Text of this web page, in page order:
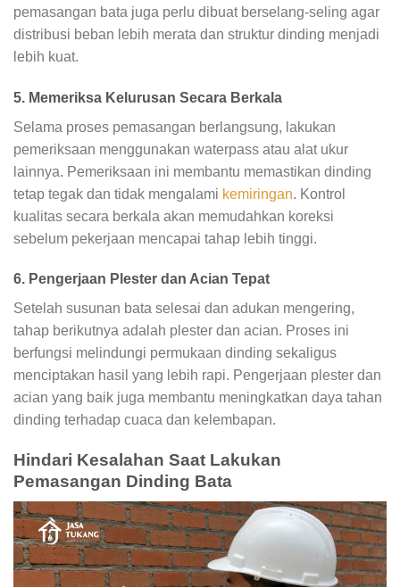
pemasangan bata juga perlu dibuat berselang-seling agar
distribusi beban lebih merata dan struktur dinding menjadi
lebih kuat.
5. Memeriksa Kelurusan Secara Berkala
Selama proses pemasangan berlangsung, lakukan
pemeriksaan menggunakan waterpass atau alat ukur
lainnya. Pemeriksaan ini membantu memastikan dinding
tetap tegak dan tidak mengalami kemiringan. Kontrol
kualitas secara berkala akan memudahkan koreksi
sebelum pekerjaan mencapai tahap lebih tinggi.
6. Pengerjaan Plester dan Acian Tepat
Setelah susunan bata selesai dan adukan mengering,
tahap berikutnya adalah plester dan acian. Proses ini
berfungsi melindungi permukaan dinding sekaligus
menciptakan hasil yang lebih rapi. Pengerjaan plester dan
acian yang baik juga membantu meningkatkan daya tahan
dinding terhadap cuaca dan kelembapan.
Hindari Kesalahan Saat Lakukan
Pemasangan Dinding Bata